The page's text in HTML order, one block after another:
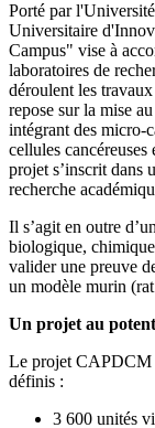
Porté par
Universitaire
Campus" vise à
laboratoires de
déroulent les
repose sur la mise
intégrant des micro-
cellules
projet s’inscrit dans
recherche
Il s’agit en outre
biologique,
valider une preuve
un modèle murin
Un projet au
Le projet CAPDCM
définis :
3 600 unités